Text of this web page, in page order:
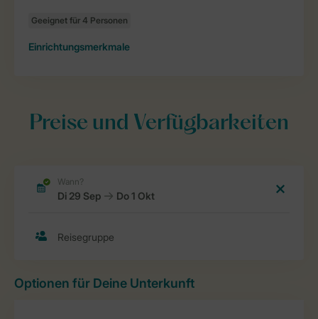
Einrichtungsmerkmale
Preise und Verfügbarkeiten
Optionen für Deine Unterkunft